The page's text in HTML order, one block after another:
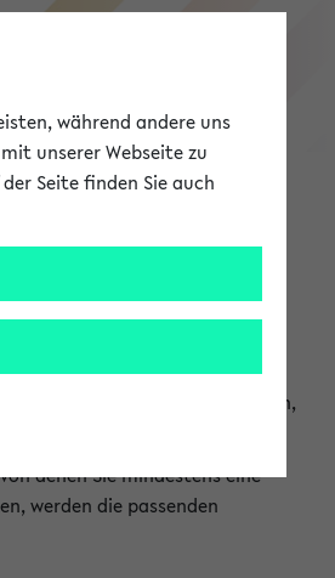
eKVV
Veranstaltungen heraussuchen,
denen Sie mindestens eine
werden die passenden
während andere uns
unserer Webseite zu
Seite finden Sie auch